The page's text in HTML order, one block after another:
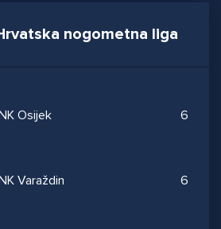
nogometna liga
Osijek 6
Varaždin 6